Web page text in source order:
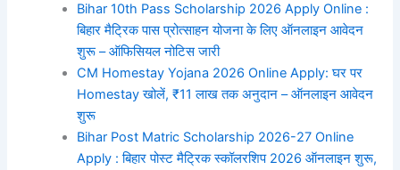
Bihar 10th Pass Scholarship 2026 Apply Online :
बिहार मैट्रिक पास प्रोत्साहन योजना के लिए ऑनलाइन आवेदन
शुरू – ऑफिसियल नोटिस जारी
CM Homestay Yojana 2026 Online Apply: घर पर
Homestay खोलें, ₹11 लाख तक अनुदान – ऑनलाइन आवेदन
शुरू
Bihar Post Matric Scholarship 2026-27 Online
Apply : बिहार पोस्ट मैट्रिक स्कॉलरशिप 2026 ऑनलाइन शुरू,